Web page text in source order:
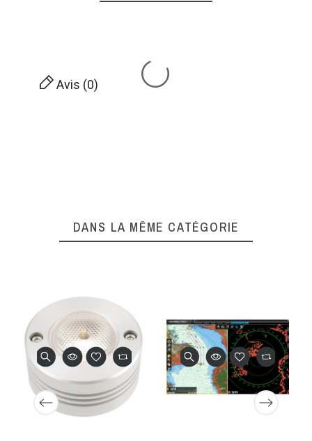
Avis (0)
DANS LA MÊME CATÉGORIE